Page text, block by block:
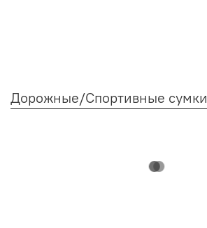
Дорожные/Спортивные сумки